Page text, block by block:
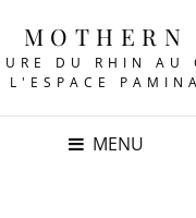
MOTHERN
DU RHIN AU
L'ESPACE PAMINA
MENU